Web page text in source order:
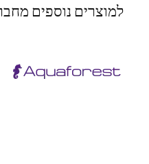
למוצרים נוספים